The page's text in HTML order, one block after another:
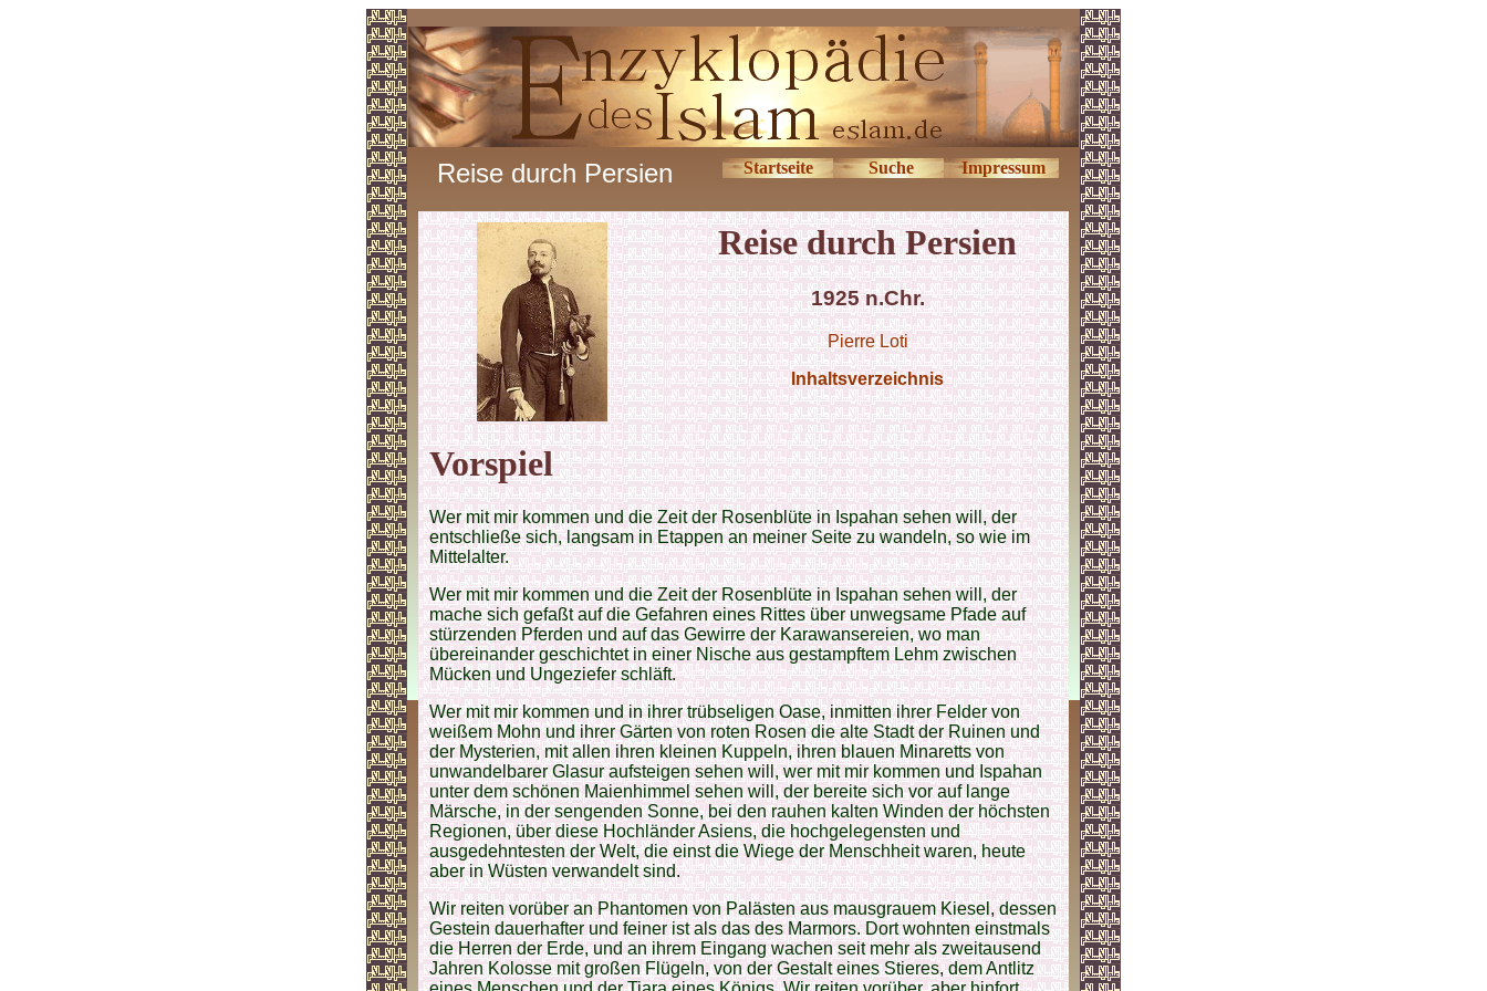
Reise durch Persien Startseite Suche Impressum
Reise durch Persien
1925 n.Chr.
Pierre Loti
Inhaltsverzeichnis
Vorspiel
Wer mit mir kommen und die Zeit der Rosenblüte in Ispahan sehen will, der
entschließe sich, langsam in Etappen an meiner Seite zu wandeln, so wie im
Mittelalter.
Wer mit mir kommen und die Zeit der Rosenblüte in Ispahan sehen will, der
mache sich gefaßt auf die Gefahren eines Rittes über unwegsame Pfade auf
stürzenden Pferden und auf das Gewirre der Karawansereien, wo man
übereinander geschichtet in einer Nische aus gestampftem Lehm zwischen
Mücken und Ungeziefer schläft.
Wer mit mir kommen und in ihrer trübseligen Oase, inmitten ihrer Felder von
weißem Mohn und ihrer Gärten von roten Rosen die alte Stadt der Ruinen und
der Mysterien, mit allen ihren kleinen Kuppeln, ihren blauen Minaretts von
unwandelbarer Glasur aufsteigen sehen will, wer mit mir kommen und Ispahan
unter dem schönen Maienhimmel sehen will, der bereite sich vor auf lange
Märsche, in der sengenden Sonne, bei den rauhen kalten Winden der höchsten
Regionen, über diese Hochländer Asiens, die hochgelegensten und
ausgedehntesten der Welt, die einst die Wiege der Menschheit waren, heute
aber in Wüsten verwandelt sind.
Wir reiten vorüber an Phantomen von Palästen aus mausgrauem Kiesel, dessen
Gestein dauerhafter und feiner ist als das des Marmors. Dort wohnten einstmals
die Herren der Erde, und an ihrem Eingang wachen seit mehr als zweitausend
Jahren Kolosse mit großen Flügeln, von der Gestalt eines Stieres, dem Antlitz